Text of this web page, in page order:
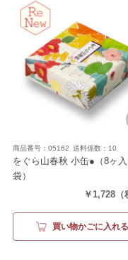
商品番号：05162 送料係数：10
をぐら山春秋 小缶● （8ヶ
袋）
￥1,728
買い物かごに入れる